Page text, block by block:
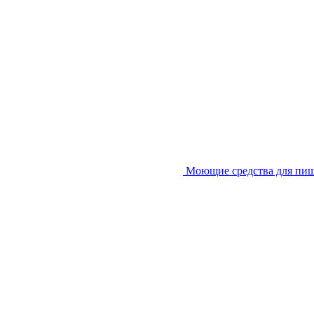
Моющие средства для